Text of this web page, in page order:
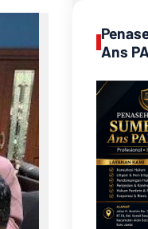
Ans